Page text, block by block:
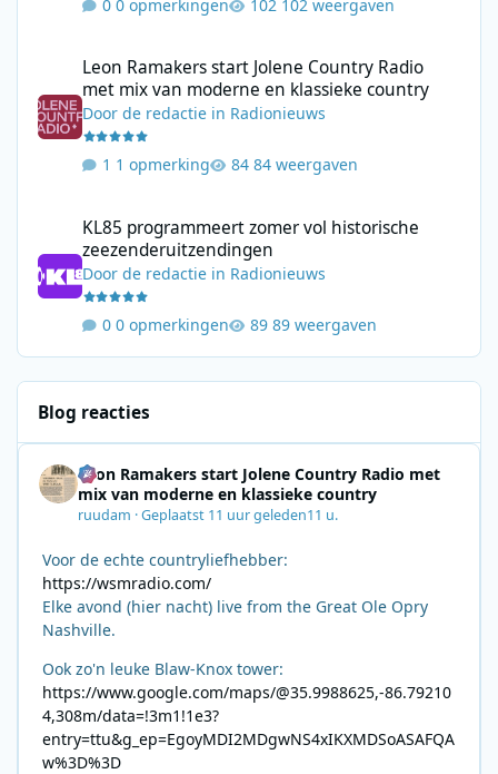
0 opmerkingen 102 weergaven
Leon Ramakers start Jolene Country Radio
met mix van moderne en klassieke country
Doorde redactie in Radionieuws
1 opmerking 84 weergaven
KL85 programmeert zomer vol historische
zeezenderuitzendingen
Doorde redactie in Radionieuws
0 opmerkingen 89 weergaven
Blog reacties
Leon Ramakers start Jolene Country Radio met
mix van moderne en klassieke country
ruudam ·Geplaatst 11 uur geleden11 u.
Voor de echte countryliefhebber:
https://wsmradio.com/
Elke avond (hier nacht) live from the Great Ole Opry
Nashville.
Ook zo'n leuke Blaw-Knox tower:
https://www.google.com/maps/@35.9988625,-86.79210
4,308m/data=!3m1!1e3?
entry=ttu&g_ep=EgoyMDI2MDgwNS4xIKXMDSoASAFQA
w%3D%3D